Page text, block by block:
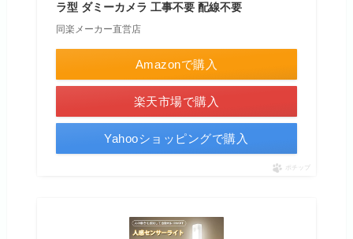
ラ型 ダミーカメラ 工事不要 配線不要
同楽メーカー直営店
Amazonで購入
楽天市場で購入
Yahooショッピングで購入
ポチップ